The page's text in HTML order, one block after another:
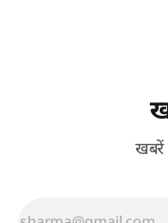
खबरें